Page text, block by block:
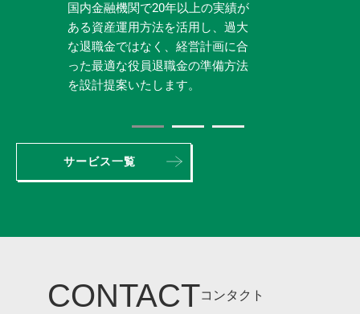
国内金融機関で20年以上の実績が
ある資産運用方法を活用し、過大
な退職金ではなく、経営計画に合
った最適な役員退職金の準備方法
を設計提案いたします。
現預金を元に毎月安定したフリーキャ
ッシュをつくり、融資で資金を借入れ
るだけでなく、自己資金から新たな経
営資金をつくり出す企業向け技術研修
プログラムを提供しています。
現預金1000万円以上の方限定で、毎
月の安定した収入(ベーシックインカ
ム)を実現する技術習得を目的とした
『ベーシックインカムDIY講座』を
運営しています。
サービス一覧
CONTACTコンタクト